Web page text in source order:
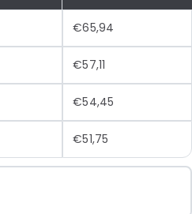
€65,94
€57,11
€54,45
€51,75